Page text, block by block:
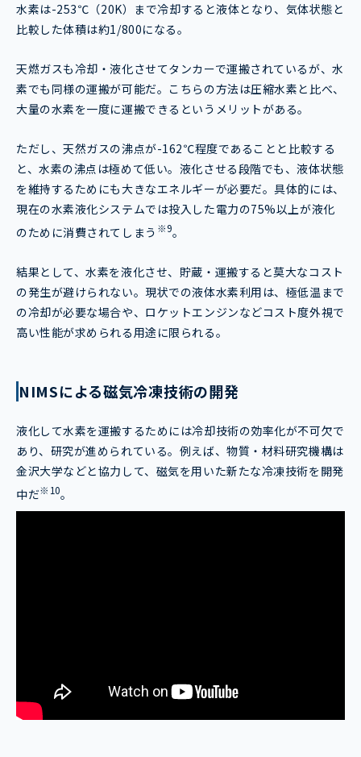
水素は-253℃（20K）まで冷却すると液体となり、気体状態と
比較した体積は約1/800になる。
天燃ガスも冷却・液化させてタンカーで運搬されているが、水
素でも同様の運搬が可能だ。こちらの方法は圧縮水素と比べ、
大量の水素を一度に運搬できるというメリットがある。
ただし、天然ガスの沸点が-162℃程度であることと比較する
と、水素の沸点は極めて低い。液化させる段階でも、液体状態
を維持するためにも大きなエネルギーが必要だ。具体的には、
現在の水素液化システムでは投入した電力の75%以上が液化
のために消費されてしまう ※9。
結果として、水素を液化させ、貯蔵・運搬すると莫大なコスト
の発生が避けられない。現状での液体水素利用は、極低温まで
の冷却が必要な場合や、ロケットエンジンなどコスト度外視で
高い性能が求められる用途に限られる。
NIMSによる磁気冷凍技術の開発
液化して水素を運搬するためには冷却技術の効率化が不可欠で
あり、研究が進められている。例えば、物質・材料研究機構は
金沢大学などと協力して、磁気を用いた新たな冷凍技術を開発
中だ※10。